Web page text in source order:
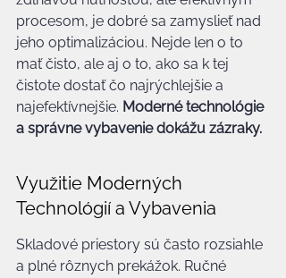
procesom, je dobré sa zamyslieť nad
jeho optimalizáciou. Nejde len o to
mať čisto, ale aj o to, ako sa k tej
čistote dostať čo najrýchlejšie a
najefektívnejšie. Moderné technológie
a správne vybavenie dokážu zázraky.
Využitie Moderných
Technológií a Vybavenia
Skladové priestory sú často rozsiahle
a plné rôznych prekážok. Ručné